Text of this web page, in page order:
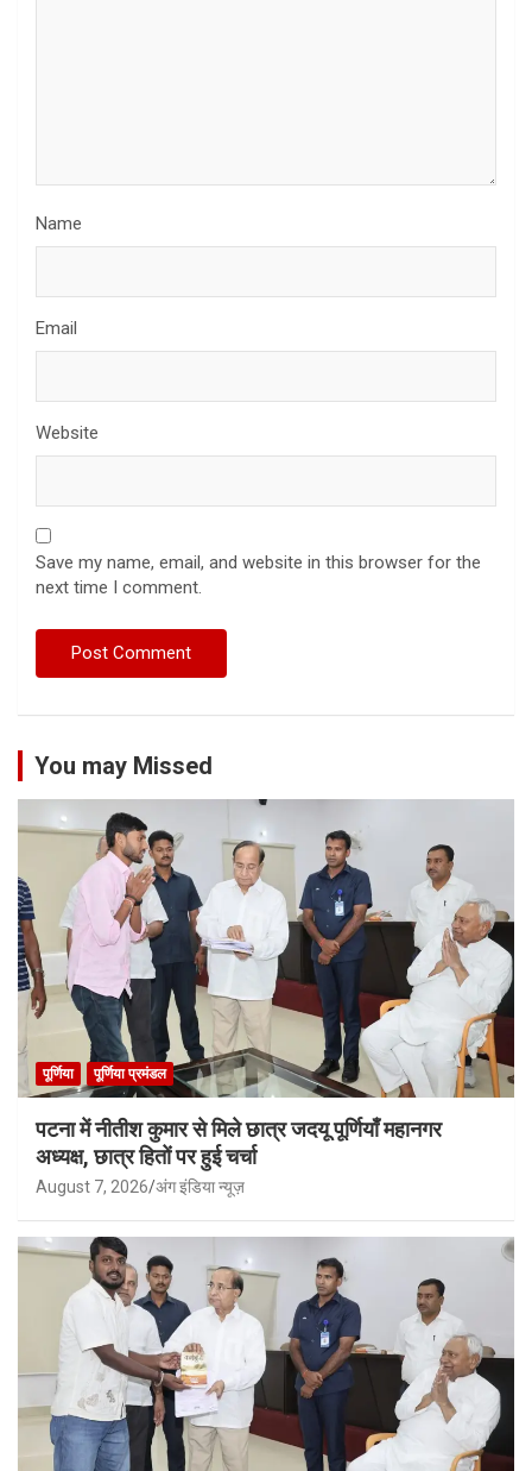
Name
Email
Website
Save my name, email, and website in this browser for the
next time I comment.
You may Missed
पूर्णिया पूर्णिया प्रमंडल
पटना में नीतीश कुमार से मिले छात्र जदयू पूर्णियाँ महानगर
अध्यक्ष, छात्र हितों पर हुई चर्चा
August 7, 2026 अंग इंडिया न्यूज़